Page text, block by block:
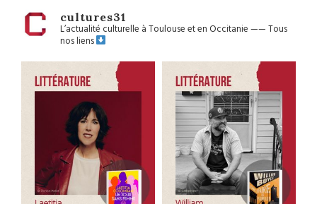
cultures31
L’actualité culturelle à Toulouse et en Occitanie——Tous
nos liens